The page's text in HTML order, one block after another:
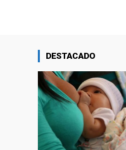
DESTACADO